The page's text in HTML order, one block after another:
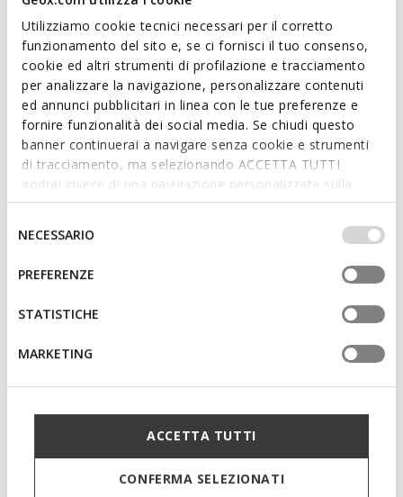
Utilizziamo cookie tecnici necessari per il corretto
funzionamento del sito e, se ci fornisci il tuo consenso,
cookie ed altri strumenti di profilazione e tracciamento
per analizzare la navigazione, personalizzare contenuti
ed annunci pubblicitari in linea con le tue preferenze e
fornire funzionalità dei social media. Se chiudi questo
banner continuerai a navigare senza cookie e strumenti
di tracciamento, ma selezionando ACCETTA TUTTI
godrai invece di una navigazione personalizzata sulla
base dei tuoi gusti ed interessi. Selezionando
IMPOSTAZIONI potrai anche scegliere quali cookies ed
altri strumenti di tracciamento autorizzare. Per maggiori
informazioni o per modificare in qualsiasi momento le
tue impostazioni, visita la nostra
consenso
NECESSARIO
PREFERENZE
STATISTICHE
MARKETING
ACCETTA TUTTI
CONFERMA SELEZIONATI
Entrega estándar gratuita en 2-4 días laborables
Devolución gratuita en un plazo de 30 días a partir de
la fecha de entrega
Descripción
Bomber de mujer forrada y funcional, de estilo informal y
cotidiano. En esta variante que mezcla el marrón y el blanco,
está confeccionada en tejido de poliéster repelente al agua y
cortavientos. Cómoda y funcional, Annya es perfecta para las
citas urbanas.
Características
Ajuste oversize: amplio y suelto, ideal para looks en
2 bolsillos externos; 1 bolsillo interno